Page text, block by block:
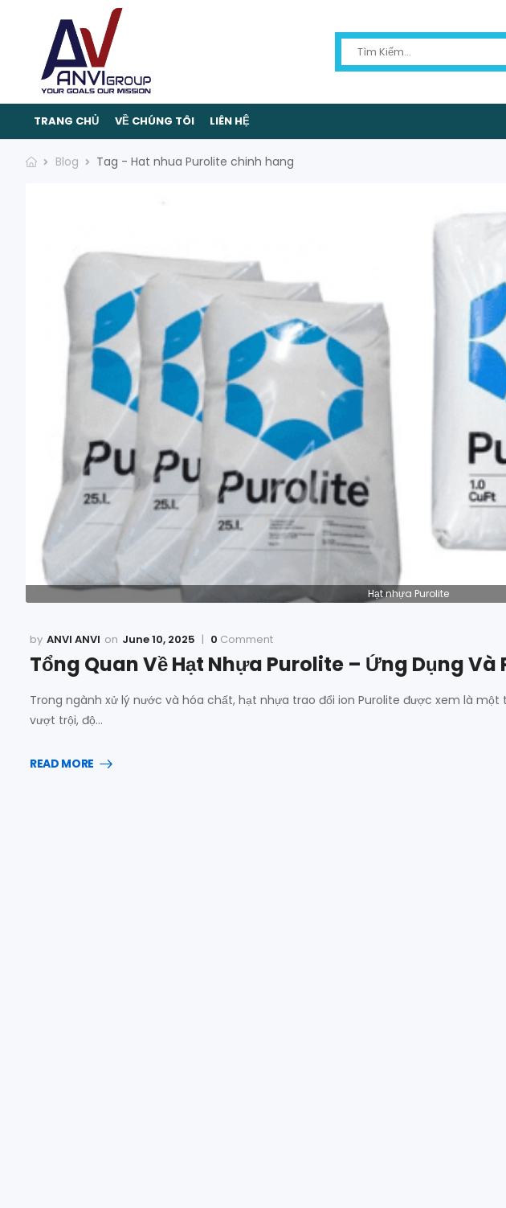
TRANG CHỦ VỀ CHÚNG TÔI LIÊN HỆ
Blog Tag - Hat nhua Purolite chinh hang
Hạt nhựa Purolite
ANVI ANVI June 10, 2025 0 Comment
Tổng Quan Về Hạt Nhựa Purolite – Ứng Dụng Và
Trong ngành xử lý nước và hóa chất, hạt nhựa trao đổi ion Purolite được xem là
vượt trội, độ…
READ MORE